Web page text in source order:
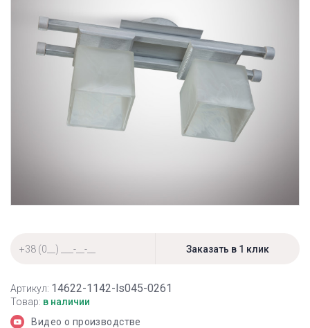
Артикул: 14622-1142-ls045-0261
Товар: в наличии
Видео о производстве